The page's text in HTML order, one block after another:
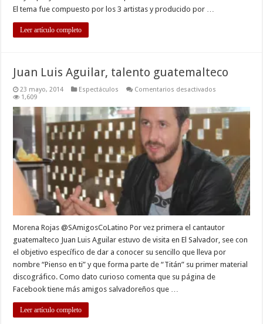
El tema fue compuesto por los 3 artistas y producido por …
Leer artículo completo
Juan Luis Aguilar, talento guatemalteco
23 mayo, 2014 Espectáculos Comentarios desactivados
Aguilar,
talento
guatemalteco
1,609
Morena Rojas @SAmigosCoLatino Por vez primera el cantautor
guatemalteco Juan Luis Aguilar estuvo de visita en El Salvador, see con
el objetivo específico de dar a conocer su sencillo que lleva por
nombre “Pienso en ti” y que forma parte de “Titán” su primer material
discográfico. Como dato curioso comenta que su página de
Facebook tiene más amigos salvadoreños que …
Leer artículo completo